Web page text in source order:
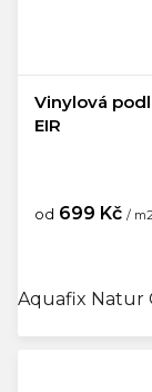
Vinylová
EIR
od 699 Kč /
Aquafix Natur